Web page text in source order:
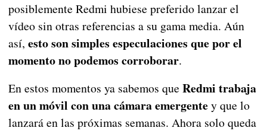
posiblemente Redmi hubiese preferido lanzar el
vídeo sin otras referencias a su gama media. Aún
así, esto son simples especulaciones que por el
momento no podemos corroborar.
En estos momentos ya sabemos que Redmi trabaja
en un móvil con una cámara emergentey que lo
lanzará en las próximas semanas. Ahora solo queda